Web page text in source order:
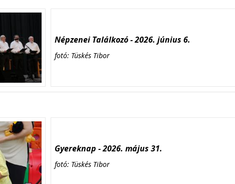
Népzenei Találkozó - 2026. június 6.
fotó: Tüskés Tibor
Gyereknap - 2026. május 31.
fotó: Tüskés Tibor